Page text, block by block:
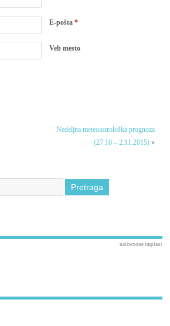
E-pošta*
Veb mesto
Nedeljna meteoastrološka prognoza
(27.10 – 2.11.2015)»
naltrexone implant